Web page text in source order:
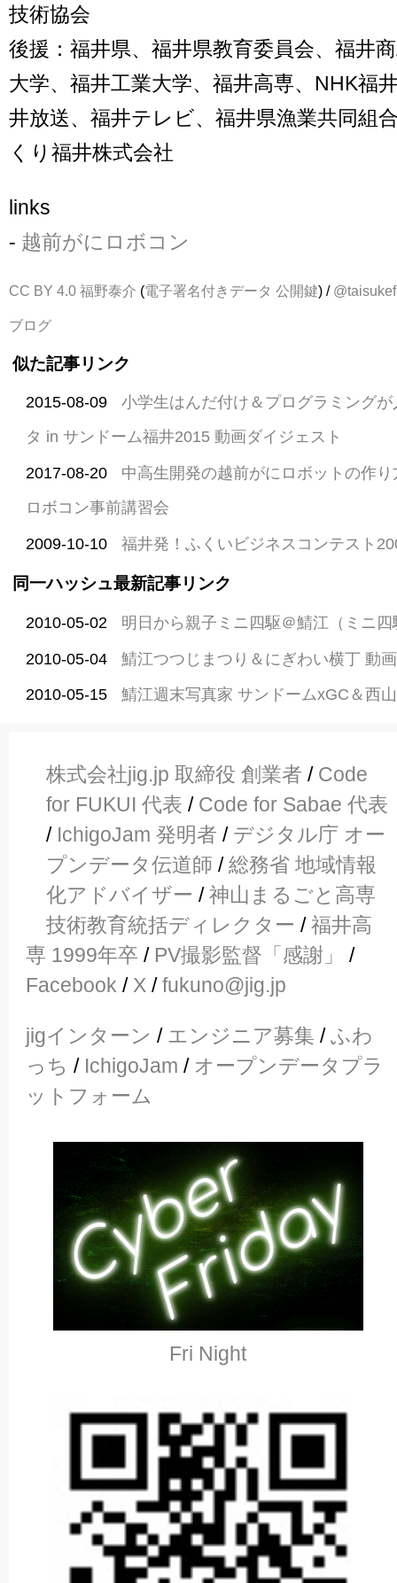
技術協会
後援：福井県、福井県教育委員会、福井
大学、福井工業大学、福井高専、NHK福
井放送、福井テレビ、福井県漁業共同組
くり福井株式会社
links
- 越前がにロボコン
CC BY 4.0 福野泰介 (電子署名付きデータ 公開鍵) / @taisukef
ブログ
似た記事リンク
2015-08-09
小学生はんだ付け＆プログラミング
タ in サンドーム福井2015 動画ダイジェスト
2017-08-20
中高生開発の越前がにロボットの作
ロボコン事前講習会
2009-10-10 福井発！ふくいビジネスコンテスト
同一ハッシュ最新記事リンク
2010-05-02 明日から親子ミニ四駆＠鯖江（ミニ
2010-05-04 鯖江つつじまつり＆にぎわい横丁 動
2010-05-15 鯖江週末写真家 サンドームxGC＆西
株式会社jig.jp 取締役 創業者 / Code
for FUKUI 代表 / Code for Sabae 代表
/ IchigoJam 発明者 / デジタル庁 オー
プンデータ伝道師 /総務省 地域情報
化アドバイザー /神山まるごと高専
技術教育統括ディレクター /福井高
専 1999年卒 / PV撮影監督「感謝」
/
Facebook / X /fukuno@jig.jp
jigインターン / エンジニア募集 /ふわ
っち / IchigoJam / オープンデータプラ
ットフォーム
Fri Night